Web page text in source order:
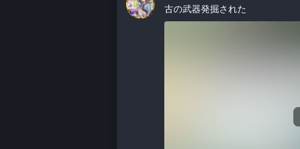
古の武器発掘された